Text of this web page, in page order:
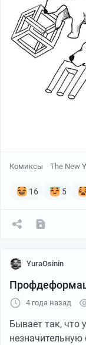
5. "Мечтатели"
Милосская
Антиохийскому,
Комиксы The New
16 5
YuraOsinin
4 года назад
Бывает так, что